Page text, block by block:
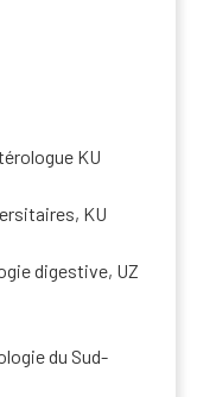
KU
KU
digestive, UZ
du Sud-